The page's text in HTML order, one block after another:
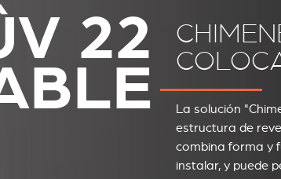
22
La solución
estructura de
combina forma y
instalar, y puede